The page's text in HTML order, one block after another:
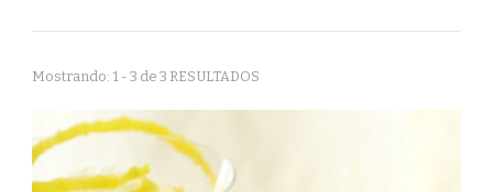
Mostrando: 1 - 3 de 3 RESULTADOS